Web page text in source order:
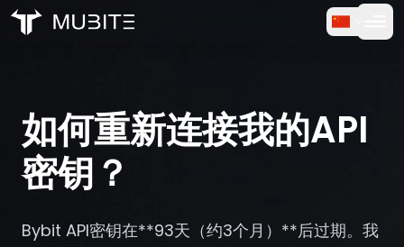
常见问题
如何重新连接我的API密钥？
如何重新连接我的API
密钥？
Bybit API密钥在**93天（约3个月）**后过期。我